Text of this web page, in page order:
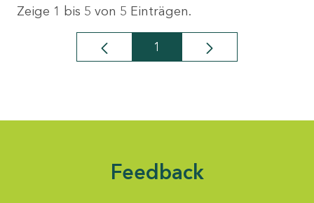
Zeige 1 bis 5 von 5 Einträgen.
Seite
1
Feedback